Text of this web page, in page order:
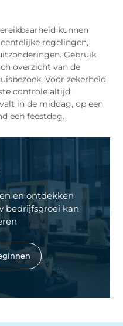
kunnen
regelingen,
Gebruik
overzicht van de
Voor zekerheid
controle altijd
in de middag, op een
een feestdag.
en ontdekken
bedrijfsgroei kan